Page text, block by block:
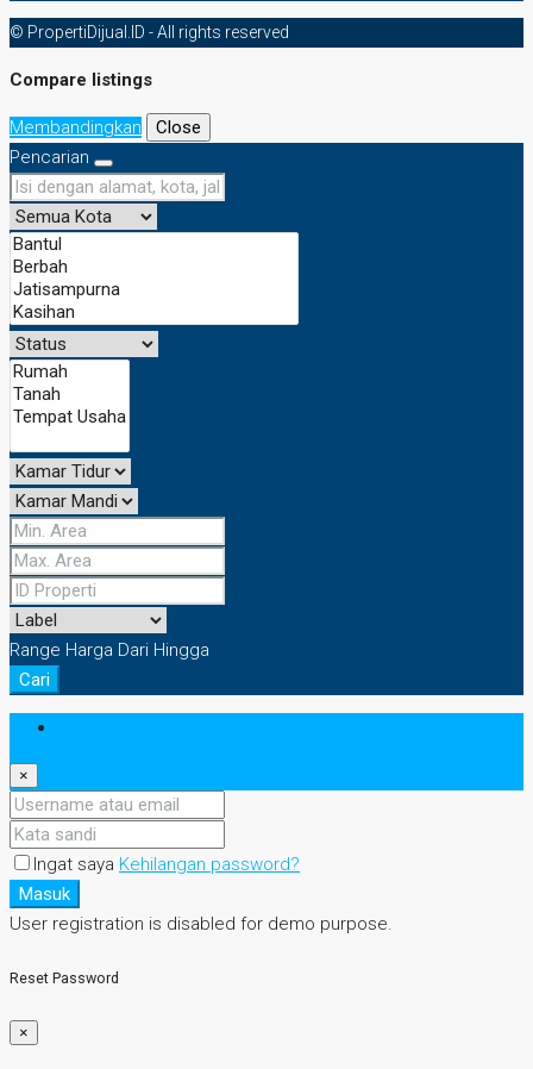
© PropertiDijual.ID - All rights reserved
Compare listings
Membandingkan
Close
Pencarian
Range Harga Dari Hingga
Cari
×
Ingat saya Kehilangan password?
Masuk
User registration is disabled for demo purpose.
Reset Password
×